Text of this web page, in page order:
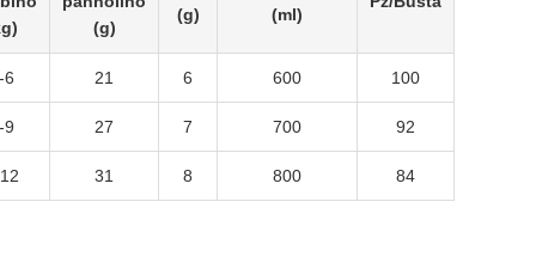
(g)
(g)
(ml)
6 21 6 600 100
9 27 7 700 92
31 8 800 84